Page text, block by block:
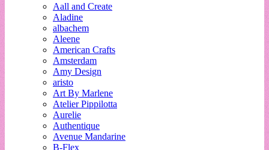
Aall and Create
Aladine
albachem
Aleene
American Crafts
Amsterdam
Amy Design
aristo
Art By Marlene
Atelier Pippilotta
Aurelie
Authentique
Avenue Mandarine
B-Flex